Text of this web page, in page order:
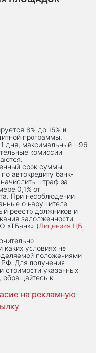
8% до 15% и
программы.
дня, максимальный - 96
комиссии
срок суммы
автокредиту банк-
штраф за
0,1% от
При несоблюдении
о нарушителе
реестр должников и
задолженности.
«ТБанк» (Лицензия ЦБ
каких условиях не
положениями
РФ. Для получения
стоимости указанных
обращайтесь к
на рекламную